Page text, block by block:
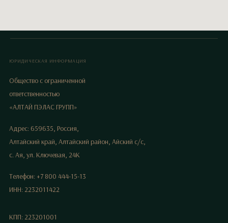
ЮРИДИЧЕСКАЯ ИНФОРМАЦИЯ
Общество с ограниченной
ответственностью
«АЛТАЙ ПЭЛАС ГРУПП»
Адрес: 659635, Россия,
Алтайский край, Алтайский район, Айский с/с,
с. Ая, ул. Ключевая, 24К
Телефон: +7 800 444-15-13
ИНН: 2232011422
КПП: 223201001